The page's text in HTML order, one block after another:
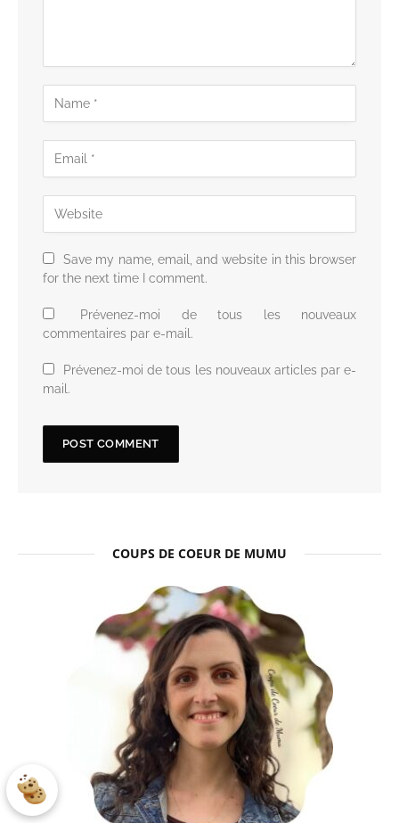
Save my name, email, and website in this browser
for the next time I comment.
Prévenez-moi de tous les nouveaux
commentaires par e-mail.
Prévenez-moi de tous les nouveaux articles par e-
mail.
COUPS DE COEUR DE MUMU